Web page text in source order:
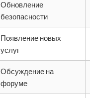
Обновление
безопасности
Появление новых
услуг
Обсуждение на
форуме